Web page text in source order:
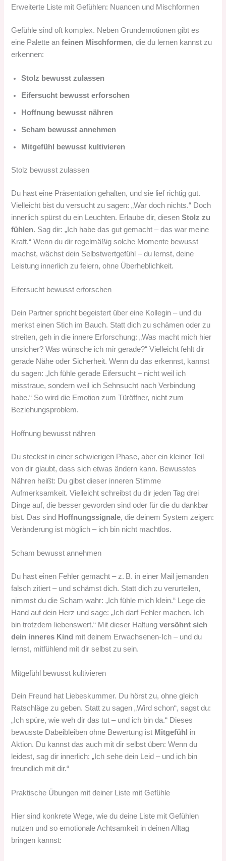
Erweiterte Liste mit Gefühlen: Nuancen und Mischformen
Gefühle sind oft komplex. Neben Grundemotionen gibt es
eine Palette anfeinen Mischformen, die du lernen kannst zu
erkennen:
Stolz bewusst zulassen
Eifersucht bewusst erforschen
Hoffnung bewusst nähren
Scham bewusst annehmen
Mitgefühl bewusst kultivieren
Stolz bewusst zulassen
Du hast eine Präsentation gehalten, und sie lief richtig gut.
Vielleicht bist du versucht zu sagen: „War doch nichts.“ Doch
innerlich spürst du ein Leuchten. Erlaube dir, diesenStolz zu
fühlen. Sag dir: „Ich habe das gut gemacht – das war meine
Kraft.“ Wenn du dir regelmäßig solche Momente bewusst
machst, wächst dein Selbstwertgefühl – du lernst, deine
Leistung innerlich zu feiern, ohne Überheblichkeit.
Eifersucht bewusst erforschen
Dein Partner spricht begeistert über eine Kollegin – und du
merkst einen Stich im Bauch. Statt dich zu schämen oder zu
streiten, geh in die innere Erforschung: „Was macht mich hier
unsicher? Was wünsche ich mir gerade?“ Vielleicht fehlt dir
gerade Nähe oder Sicherheit. Wenn du das erkennst, kannst
du sagen: „Ich fühle gerade Eifersucht – nicht weil ich
misstraue, sondern weil ich Sehnsucht nach Verbindung
habe.“ So wird die Emotion zum Türöffner, nicht zum
Beziehungsproblem.
Hoffnung bewusst nähren
Du steckst in einer schwierigen Phase, aber ein kleiner Teil
von dir glaubt, dass sich etwas ändern kann. Bewusstes
Nähren heißt: Du gibst dieser inneren Stimme
Aufmerksamkeit. Vielleicht schreibst du dir jeden Tag drei
Dinge auf, die besser geworden sind oder für die du dankbar
bist. Das sind Hoffnungssignale, die deinem System zeigen:
Veränderung ist möglich – ich bin nicht machtlos.
Scham bewusst annehmen
Du hast einen Fehler gemacht – z. B. in einer Mail jemanden
falsch zitiert – und schämst dich. Statt dich zu verurteilen,
nimmst du die Scham wahr: „Ich fühle mich klein.“ Lege die
Hand auf dein Herz und sage: „Ich darf Fehler machen. Ich
bin trotzdem liebenswert.“ Mit dieser Haltungversöhnt sich
dein inneres Kind mit deinem Erwachsenen-Ich – und du
lernst, mitfühlend mit dir selbst zu sein.
Mitgefühl bewusst kultivieren
Dein Freund hat Liebeskummer. Du hörst zu, ohne gleich
Ratschläge zu geben. Statt zu sagen „Wird schon“, sagst du:
„Ich spüre, wie weh dir das tut – und ich bin da.“ Dieses
bewusste Dabeibleiben ohne Bewertung ist Mitgefühl in
Aktion. Du kannst das auch mit dir selbst üben: Wenn du
leidest, sag dir innerlich: „Ich sehe dein Leid – und ich bin
freundlich mit dir.“
Praktische Übungen mit deiner Liste mit Gefühle
Hier sind konkrete Wege, wie du deine Liste mit Gefühlen
nutzen und so emotionale Achtsamkeit in deinen Alltag
bringen kannst: